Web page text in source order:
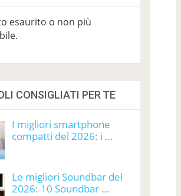
esaurito o non più
CONSIGLIATI PER TE
I migliori smartphone
compatti del 2026: i …
Le migliori Soundbar del
2026: 10 Soundbar …